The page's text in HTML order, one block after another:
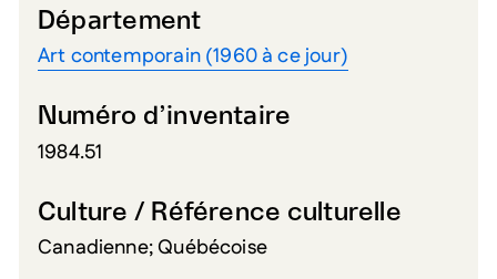
Département
Art contemporain (1960 à ce jour)
Numéro d’inventaire
1984.51
Culture / Référence culturelle
Canadienne; Québécoise